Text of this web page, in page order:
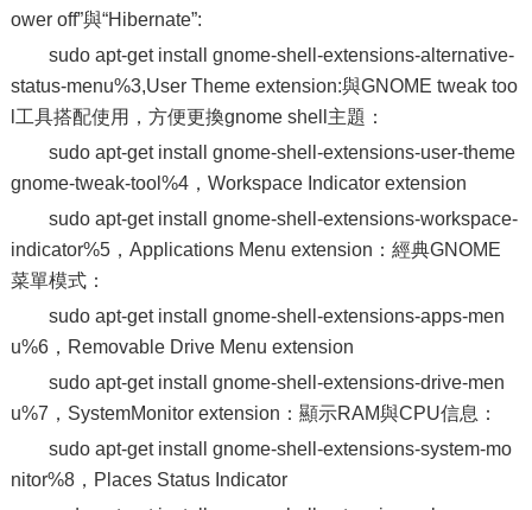
ower off”與“Hibernate”:
sudo apt-get install gnome-shell-extensions-alternative-
status-menu%3,User Theme extension:與GNOME tweak too
l工具搭配使用，方便更換gnome shell主題：
sudo apt-get install gnome-shell-extensions-user-theme
gnome-tweak-tool%4，Workspace Indicator extension
sudo apt-get install gnome-shell-extensions-workspace-
indicator%5，Applications Menu extension：經典GNOME
菜單模式：
sudo apt-get install gnome-shell-extensions-apps-men
u%6，Removable Drive Menu extension
sudo apt-get install gnome-shell-extensions-drive-men
u%7，SystemMonitor extension：顯示RAM與CPU信息：
sudo apt-get install gnome-shell-extensions-system-mo
nitor%8，Places Status Indicator